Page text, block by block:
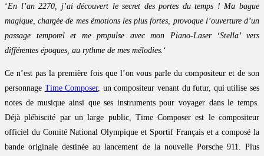
‘En l’an 2270, j’ai découvert le secret des portes du temps ! Ma bague
magique, chargée de mes émotions les plus fortes, provoque l’ouverture d’un
passage temporel et me propulse avec mon Piano-Laser ‘Stella’ vers
différentes époques, au rythme de mes mélodies. ‘
Ce n’est pas la première fois que l’on vous parle du compositeur et de son
personnage Time Composer, un compositeur venant du futur, qui utilise ses
notes de musique ainsi que ses instruments pour voyager dans le temps.
Déjà plébiscité par un large public, Time Composer est le compositeur
officiel du Comité National Olympique et Sportif Français et a composé la
bande originale destinée au lancement de la nouvelle Porsche 911. Plus